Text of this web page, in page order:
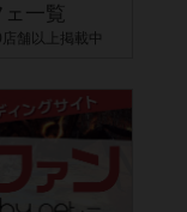
一覧
舗以上掲載中